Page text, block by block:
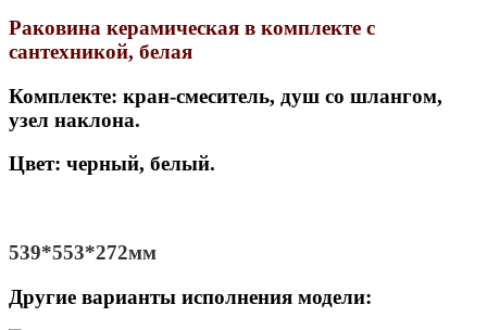
Раковина керамическая в комплекте с
сантехникой, белая
Комплекте: кран-смеситель, душ со шлангом,
узел наклона.
Цвет: черный, белый.
539*553*272мм
Другие варианты исполнения модели: